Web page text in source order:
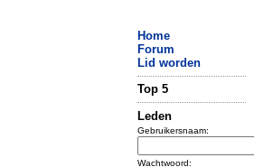
Home
Forum
Lid worden
Top 5
Leden
Gebruikersnaam:
Wachtwoord: